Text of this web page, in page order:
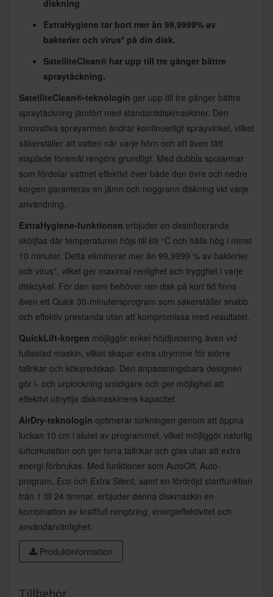
diskning
ExtraHygiene tar bort mer än 99,9999% av
bakterier och virus* på din disk.
SatelliteClean® har upp till tre gånger bättre
spraytäckning.
SatelliteClean®-teknologin ger upp till tre gånger bättre
spraytäckning jämfört med standarddiskmaskiner. Den
innovativa sprayarmen ändrar kontinuerligt sprayvinkel, vilket
säkerställer att vatten når varje hörn och att även tätt
staplade föremål rengörs grundligt. Med dubbla spolarmar
som fördelar vattnet effektivt över både den övre och nedre
korgen garanteras en jämn och noggrann diskning vid varje
användning.
ExtraHygiene-funktionen erbjuder en desinficerande
sköljfas där temperaturen höjs till 69 °C och hålls hög i minst
10 minuter. Detta eliminerar mer än 99,9999 % av bakterier
och virus*, vilket ger maximal renlighet och trygghet i varje
diskcykel. För den som behöver ren disk på kort tid finns
även ett Quick 30-minutersprogram som säkerställer snabb
och effektiv prestanda utan att kompromissa med resultatet.
QuickLift-korgen möjliggör enkel höjdjustering även vid
fullastad maskin, vilket skapar extra utrymme för större
tallrikar och köksredskap. Den anpassningsbara designen
gör i- och urplockning smidigare och ger möjlighet att
effektivt utnyttja diskmaskinens kapacitet.
AirDry-teknologin optimerar torkningen genom att öppna
luckan 10 cm i slutet av programmet, vilket möjliggör naturlig
luftcirkulation och ger torra tallrikar och glas utan att extra
energi förbrukas. Med funktioner som AutoOff, Auto-
program, Eco och Extra Silent, samt en fördröjd startfunktion
från 1 till 24 timmar, erbjuder denna diskmaskin en
kombination av kraftfull rengöring, energieffektivitet och
användarvänlighet.
Produktinformation
Tillbehör